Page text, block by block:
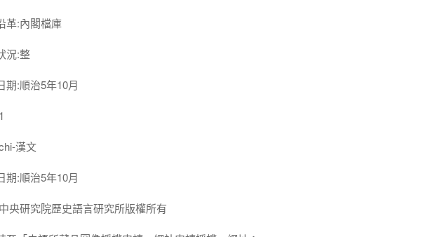
革:內閣檔庫
況:整
期:順治5年10月
漢文
期:順治5年10月
央研究院歷史語言研究所版權所有